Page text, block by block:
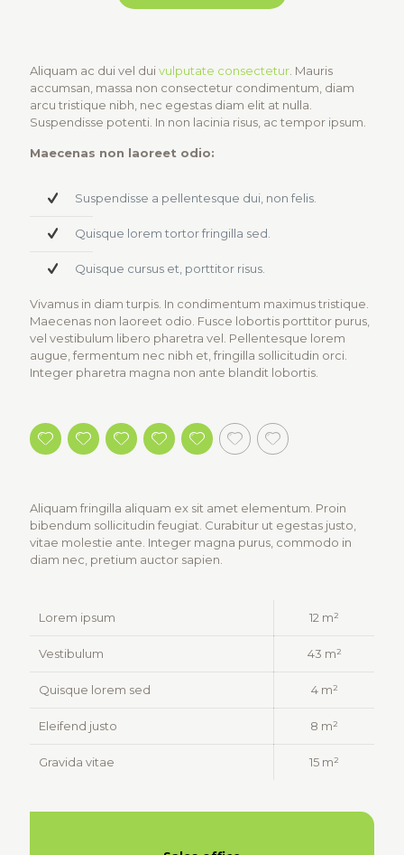
Aliquam ac dui vel duivulputate consectetur. Mauris
accumsan, massa non consectetur condimentum, diam
arcu tristique nibh, nec egestas diam elit at nulla.
Suspendisse potenti. In non lacinia risus, ac tempor ipsum.
Maecenas non laoreet odio:
Suspendisse a pellentesque dui, non felis.
Quisque lorem tortor fringilla sed.
Quisque cursus et, porttitor risus.
Vivamus in diam turpis. In condimentum maximus tristique.
Maecenas non laoreet odio. Fusce lobortis porttitor purus,
vel vestibulum libero pharetra vel. Pellentesque lorem
augue, fermentum nec nibh et, fringilla sollicitudin orci.
Integer pharetra magna non ante blandit lobortis.
Aliquam fringilla aliquam ex sit amet elementum. Proin
bibendum sollicitudin feugiat. Curabitur ut egestas justo,
vitae molestie ante. Integer magna purus, commodo in
diam nec, pretium auctor sapien.
Lorem ipsum 12 m²
Vestibulum 43 m²
Quisque lorem sed 4 m²
Eleifend justo 8 m²
Gravida vitae 15 m²